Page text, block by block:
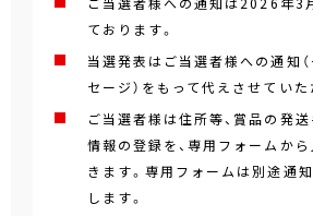
ております。
当選発表はご当選者様への通知
セージ）をもって代えさせていた
ご当選者様は住所等、賞品の発
情報の登録を、専用フォームか
きます。専用フォームは別途通
します。